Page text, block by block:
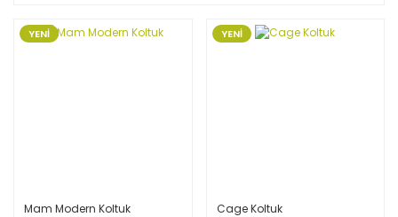
YENİ
Mam Modern Koltuk
YENİ
Cage Koltuk